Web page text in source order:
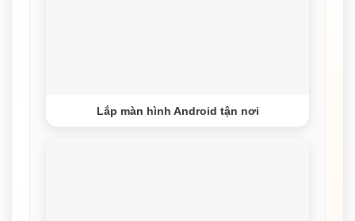
Lắp màn hình Android tận nơi